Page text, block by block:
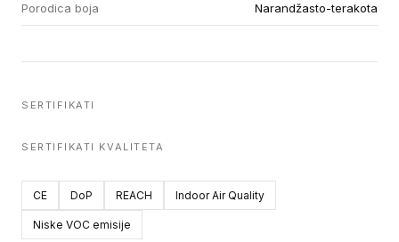
Porodica boja Narandžasto-terakota
SERTIFIKATI
SERTIFIKATI KVALITETA
CE DoP REACH Indoor Air Quality
Niske VOC emisije